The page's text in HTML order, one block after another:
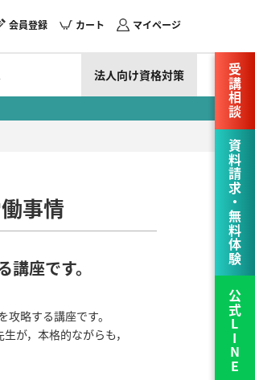
会員登録 カート マイページ
法人向け資格対策
事情
座です。
略する講座です。
が，本格的ながらも，
受講相談
資料請求・無料体験
公式LINE